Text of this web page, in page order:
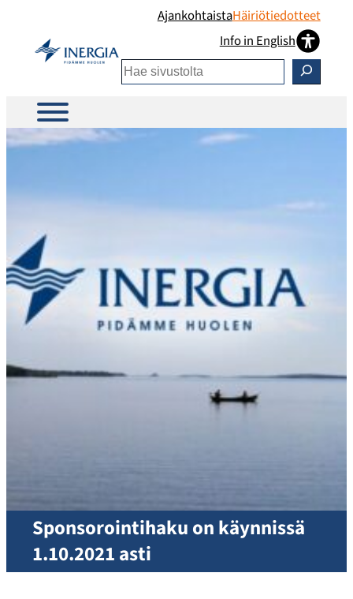
AjankohtaistaHäiriötiedotteet
Info in English
Etsi
Sponsorointihaku on käynnissä
1.10.2021 asti